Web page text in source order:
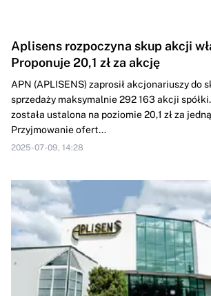
Aplisens rozpoczyna skup akcji
Proponuje 20,1 zł za akcję
APN (APLISENS) zaprosił akcjonariuszy do
sprzedaży maksymalnie 292 163 akcji
została ustalona na poziomie 20,1 zł za
Przyjmowanie ofert...
2025-07-09, 14:28